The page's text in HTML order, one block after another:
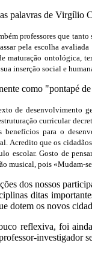
palavras de Virgílio
professores que
pela escolha
ontológica,
inserção social e
como "pontapé
de desenvolvimento
curricular
para o
Acredito que os
escolar. Gosto de
musical, pois «Mudam-
dos nossos
ditas
dotem os novos
reflexiva, foi
investigador